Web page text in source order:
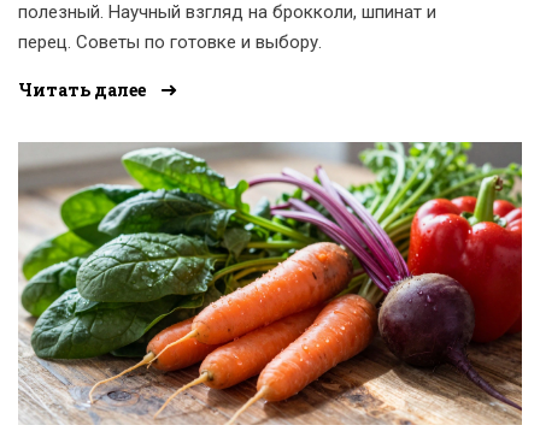
полезный. Научный взгляд на брокколи, шпинат и
перец. Советы по готовке и выбору.
Читать далее